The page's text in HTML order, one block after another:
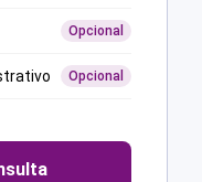
Opcional
Opcional